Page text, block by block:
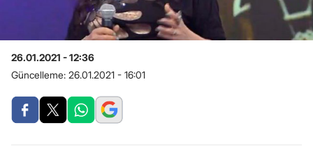
26.01.2021 - 12:36
Güncelleme: 26.01.2021 - 16:01